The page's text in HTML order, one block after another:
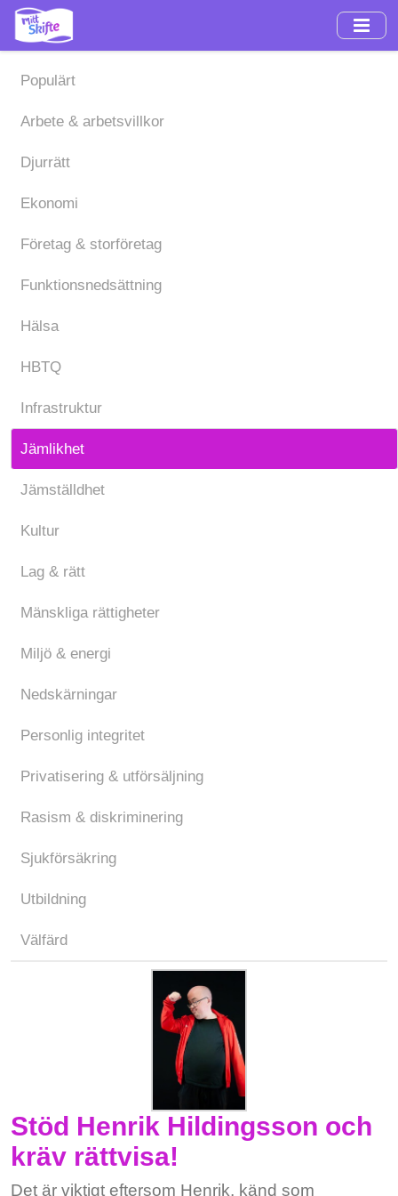
Hoppa
huvudinnehåll
Populärt
Arbete & arbetsvillkor
Djurrätt
Ekonomi
Företag & storföretag
Funktionsnedsättning
Hälsa
HBTQ
Infrastruktur
Jämlikhet
Jämställdhet
Kultur
Lag & rätt
Mänskliga rättigheter
Miljö & energi
Nedskärningar
Personlig integritet
Privatisering & utförsäljning
Rasism & diskriminering
Sjukförsäkring
Utbildning
Välfärd
Stöd Henrik Hildingsson och
kräv rättvisa!
Det är viktigt eftersom Henrik, känd som